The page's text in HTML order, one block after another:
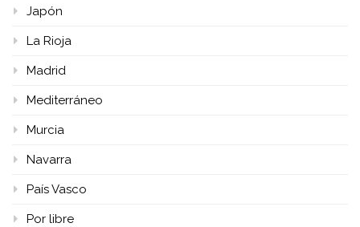
Japón
La Rioja
Madrid
Mediterráneo
Murcia
Navarra
País Vasco
Por libre